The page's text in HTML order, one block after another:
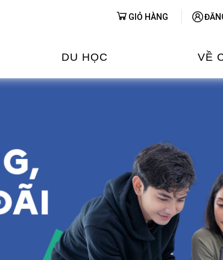
DU HỌC
CỦA PHÁP TẠI VIỆT NAM
FRANCE ALUMNI VIỆT NAM
VỀ
CHI NHÁNH:
CHI NHÁNH:
CHI NHÁNH:
GIỎ HÀNG